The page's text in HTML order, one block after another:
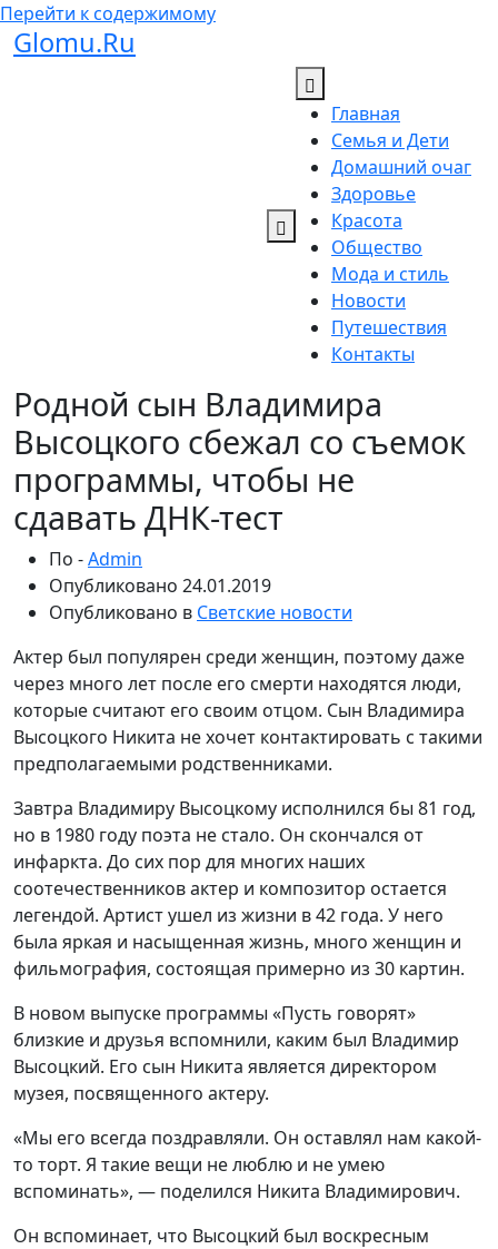
Перейти к содержимому
Glomu.Ru
Главная
Семья и Дети
Домашний очаг
Здоровье
Красота
Общество
Мода и стиль
Новости
Путешествия
Контакты
Родной сын Владимира
Высоцкого сбежал со съемок
программы, чтобы не
сдавать ДНК-тест
По -Admin
Опубликовано 24.01.2019
Опубликовано в Светские новости
Актер был популярен среди женщин, поэтому даже
через много лет после его смерти находятся люди,
которые считают его своим отцом. Сын Владимира
Высоцкого Никита не хочет контактировать с такими
предполагаемыми родственниками.
Завтра Владимиру Высоцкому исполнился бы 81 год,
но в 1980 году поэта не стало. Он скончался от
инфаркта. До сих пор для многих наших
соотечественников актер и композитор остается
легендой. Артист ушел из жизни в 42 года. У него
была яркая и насыщенная жизнь, много женщин и
фильмография, состоящая примерно из 30 картин.
В новом выпуске программы «Пусть говорят»
близкие и друзья вспомнили, каким был Владимир
Высоцкий. Его сын Никита является директором
музея, посвященного актеру.
«Мы его всегда поздравляли. Он оставлял нам какой-
то торт. Я такие вещи не люблю и не умею
вспоминать», — поделился Никита Владимирович.
Он вспоминает, что Высоцкий был воскресным